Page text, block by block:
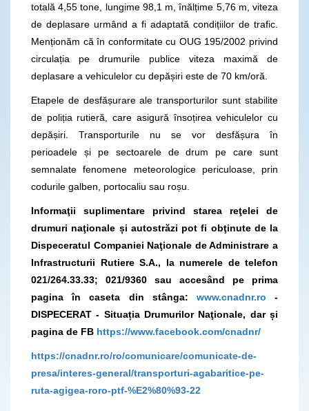
totală 4,55 tone, lungime 98,1 m, înălțime 5,76 m, viteza
de deplasare urmând a fi adaptată condițiilor de trafic.
Menționăm că în conformitate cu OUG 195/2002 privind
circulația pe drumurile publice viteza maximă de
deplasare a vehiculelor cu depășiri este de 70 km/oră.
Etapele de desfășurare ale transporturilor sunt stabilite
de poliția rutieră, care asigură însoțirea vehiculelor cu
depășiri. Transporturile nu se vor desfășura în
perioadele și pe sectoarele de drum pe care sunt
semnalate fenomene meteorologice periculoase, prin
codurile galben, portocaliu sau roșu.
Informaţii suplimentare privind starea reţelei de
drumuri naţionale și autostrăzi pot fi obţinute de la
Dispeceratul Companiei Naţionale de Administrare a
Infrastructurii Rutiere S.A., la numerele de telefon
021/264.33.33; 021/9360 sau accesând pe prima
pagina în caseta din stânga: www.cnadnr.ro -
DISPECERAT - Situația Drumurilor Naţionale, dar și
pagina de FB https://www.facebook.com/cnadnr/
https://cnadnr.ro/ro/comunicare/comunicate-de-
presa/interes-general/transporturi-agabaritice-pe-
ruta-agigea-roro-ptf-%E2%80%93-22